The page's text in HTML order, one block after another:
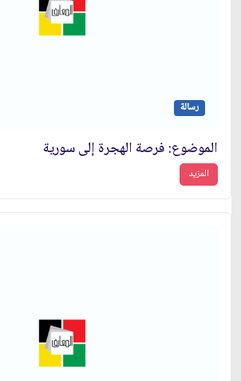
رسالة
الموضوع: فرصة الهجرة إلى سورية
المزيد